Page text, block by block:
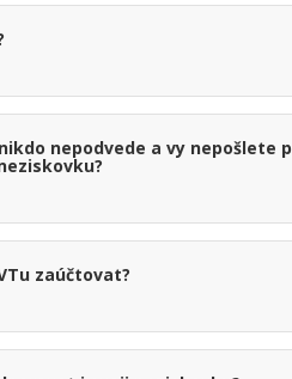
nepodvede a vy nepošlete
zaúčtovat?